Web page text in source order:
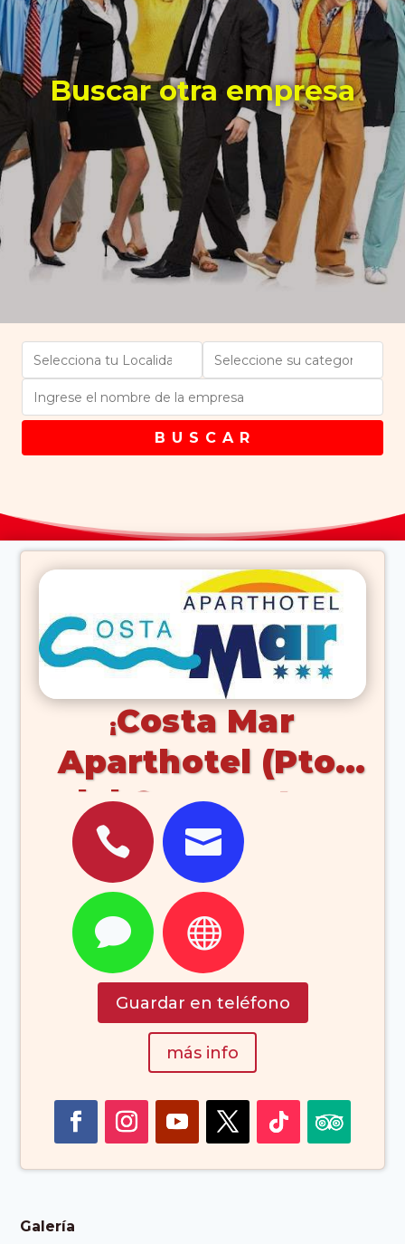
Buscar otra empresa
B U S C A R
Costa Mar
Aparthotel (Pto.
del Carmen Los
Pocillos
Lanzarote)
 
 
Guardar en teléfono
más info
Galería